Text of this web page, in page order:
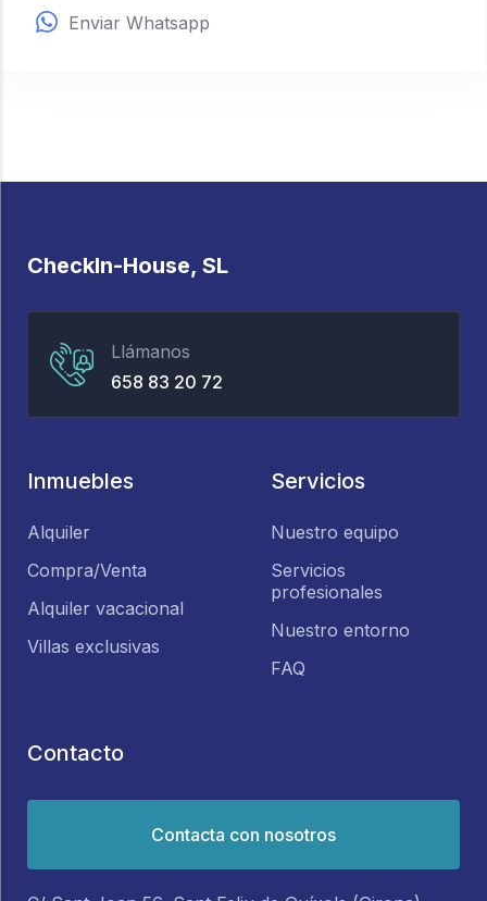
Enviar Whatsapp
CheckIn-House, SL
Llámanos
658 83 20 72
Inmuebles
Alquiler
Compra/Venta
Alquiler vacacional
Villas exclusivas
Servicios
Nuestro equipo
Servicios
profesionales
Nuestro entorno
FAQ
Contacto
Contacta con nosotros